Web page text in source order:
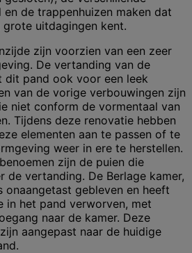
de trappenhuizen maken dat
uitdagingen kent.
zijn voorzien van een zeer
De vertanding van de
dit pand ook voor een leek
van de vorige verbouwingen zijn
niet conform de vormentaal van
Tijdens deze renovatie hebben
elementen aan te passen of te
weer in ere te herstellen.
zijn de puien die
de vertanding. De Berlage kamer,
onaangetast gebleven en heeft
in het pand verworven, met
naar de kamer. Deze
aangepast naar de huidige